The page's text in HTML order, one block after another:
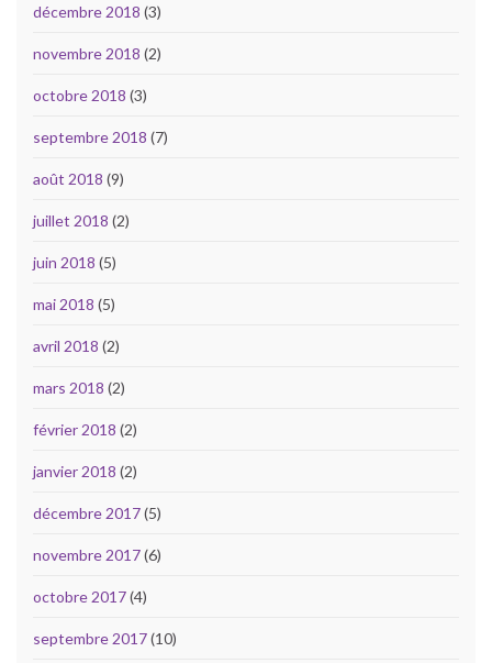
décembre 2018 (3)
novembre 2018 (2)
octobre 2018 (3)
septembre 2018 (7)
août 2018 (9)
juillet 2018 (2)
juin 2018 (5)
mai 2018 (5)
avril 2018 (2)
mars 2018 (2)
février 2018 (2)
janvier 2018 (2)
décembre 2017(5)
novembre 2017(6)
octobre 2017(4)
septembre 2017(10)